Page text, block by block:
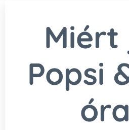
Miért
Popsi